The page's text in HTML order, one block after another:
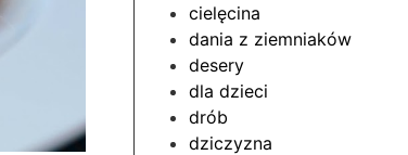
cielęcina
dania z ziemniaków
desery
dla dzieci
drób
dziczyzna